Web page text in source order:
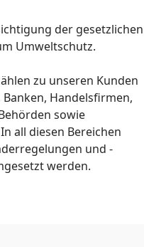
der gesetzlichen
Umweltschutz.
zu unseren Kunden
Handelsfirmen,
sowie
all diesen Bereichen
und -
werden.